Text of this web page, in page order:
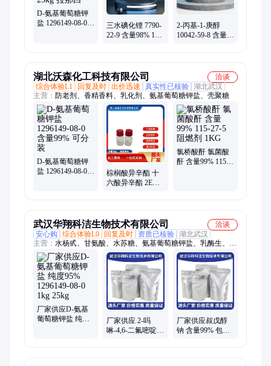
D-氨基葡萄糖钾
盐 1296149-08-0
三水碘化锂 7790-
22-9 含量98% 1kg
2-丙基-1-庚醇
10042-59-8 含量
湖北沃森化工科技有限公司
洽谈
综合体验L1
回复及时 出价迅速 真实性已核验 湖北武汉
主营： 防老剂、香精香料、乳化剂、氨基葡萄糖钾盐、壳聚糖
D-氨基葡萄糖钾
盐 1296149-08-0
棕榈酸异辛酯 十
六酸异辛酯 2EHP
氯桥酸酐 氯菌酸
酐 含量99% 115-
武汉华翔科洁生物技术有限公司
洽谈
安心购
综合体验L0 回复及时 资质已核验 湖北武汉
主营： 水杨甙、甘氨酸、水苏糖、氨基葡萄糖钾盐、乳酶生、阻
燃剂、鳕鱼粉、西瓜酮、喹烯酮、硫酸锆、甲醇钾、虫胶酸、硫
酸锶、紫苏葶、苯丁锡、红桔油、肌氨酸、四氢萘、布洛芬、嘧
菌酯、碳酸镧、氟草隆、烟酰胺、磷酸铁、丙酸铵、碳酸镁
厂家供应D-氨基
葡萄糖钾盐 纯度
厂家供应 2-吗
啉-4,6-二氟嘧啶
厂家供应叔戊醇
钠 含量99% 包装